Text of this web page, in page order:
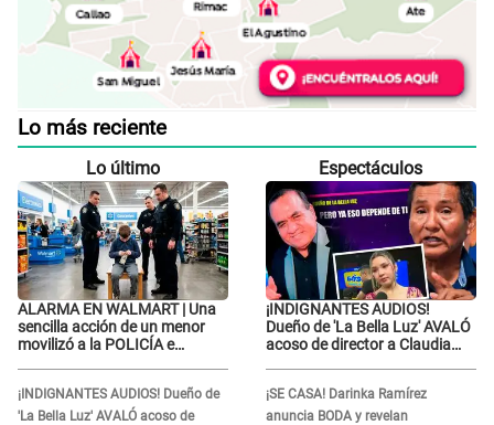
Lo más reciente
Lo último
ALARMA EN WALMART | Una
sencilla acción de un menor
movilizó a la POLICÍA e
¡INDIGNANTES AUDIOS! Dueño de
'La Bella Luz' AVALÓ acoso de
Espectáculos
¡INDIGNANTES AUDIOS!
Dueño de 'La Bella Luz' AVALÓ
acoso de director a Claudia
¡SE CASA! Darinka Ramírez
anuncia BODA y revelan